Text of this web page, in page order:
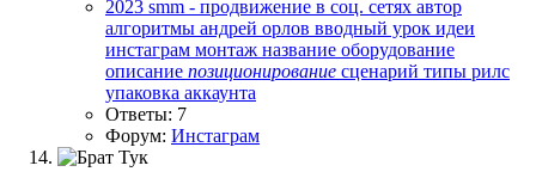
2023 smm - продвижение в соц. сетях автор
алгоритмы андрей орлов вводный урок идеи
инстаграм монтаж название оборудование
описание позиционирование сценарий типы рилс
упаковка аккаунта
Ответы: 7
Форум: Инстаграм